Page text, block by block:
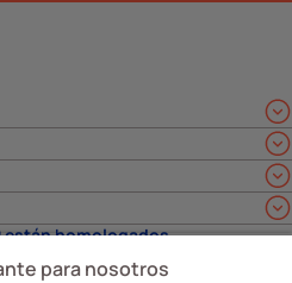
están homologados
para nosotros